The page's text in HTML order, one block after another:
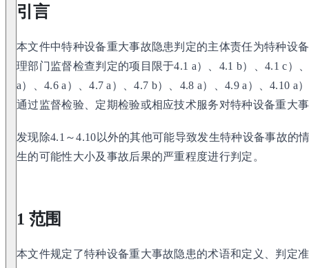
引言
本文件中特种设备重大事故隐患判定的主体责任为特种设
理部门监督检查判定的项目限于4.1 a）、4.1 b）、4.1 c）
a）、4.6 a）、4.7 a）、4.7 b）、4.8 a）、4.9 a）、4.10
通过监督检验、定期检验或相应技术服务对特种设备重大
发现除4.1～4.10以外的其他可能导致发生特种设备事故的
生的可能性大小及事故后果的严重程度进行判定。
1 范围
本文件规定了特种设备重大事故隐患的术语和定义、判定